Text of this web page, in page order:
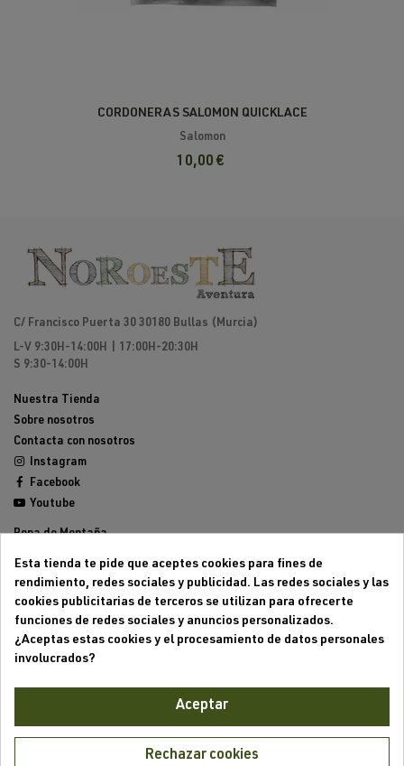
CORDONERAS SALOMON QUICKLACE
Salomon
10,00 €
C/ Francisco Puerta 30 30180 Bullas (Murcia)
L-V 9:30H-14:00H | 17:00H-20:30H
S 9:30-14:00H
Nuestra Tienda
Sobre nosotros
Contacta con nosotros
Instagram
Facebook
Youtube
Ropa de Montaña
Mochilas de montaña
Equipamiento de Montaña
Trailrunning
Outlet
Condiciones generales de venta
Esta tienda te pide que aceptes cookies para fines de
rendimiento, redes sociales y publicidad. Las redes sociales y las
cookies publicitarias de terceros se utilizan para ofrecerte
funciones de redes sociales y anuncios personalizados.
¿Aceptas estas cookies y el procesamiento de datos personales
involucrados?
Aceptar
Rechazar cookies